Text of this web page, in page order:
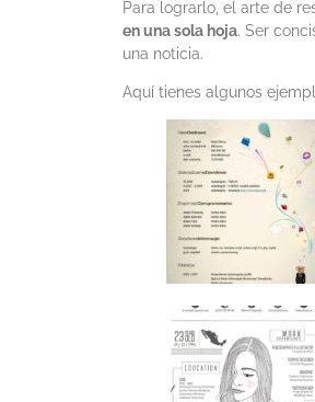
Para lograrlo, el arte de
en una sola hoja. Ser
una noticia.
Aquí tienes algunos